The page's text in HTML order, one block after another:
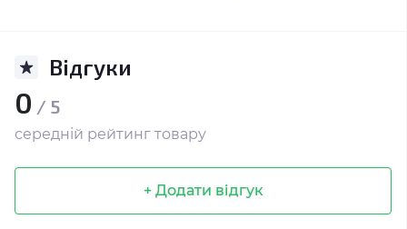
Відгуки
0 / 5
середній рейтинг товару
+ Додати відгук